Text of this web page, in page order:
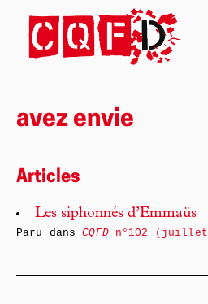
avez envie
Articles
Les siphonnés d’Emmaüs
Paru dansCQFDn°102 (juillet-